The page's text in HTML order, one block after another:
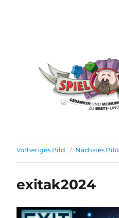
Vorheriges Bild Nächstes Bild
exitak2024